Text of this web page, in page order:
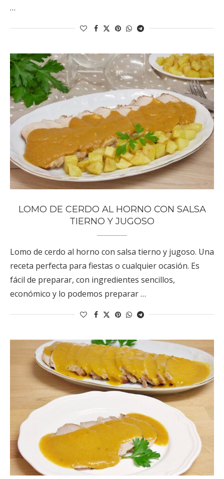
…
LOMO DE CERDO AL HORNO CON SALSA
TIERNO Y JUGOSO
Lomo de cerdo al horno con salsa tierno y jugoso. Una
receta perfecta para fiestas o cualquier ocasión. Es
fácil de preparar, con ingredientes sencillos,
económico y lo podemos preparar …